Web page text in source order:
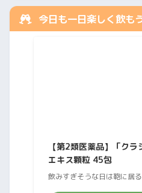
今日も一日楽しく飲も
【第2類医薬品】「ク
エキス顆粒 45包
飲みすぎそうな日は鞄に居る